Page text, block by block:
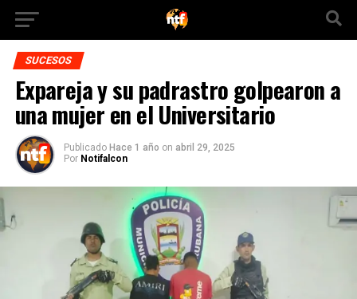
SUCESOS
Expareja y su padrastro golpearon a
una mujer en el Universitario
Publicado Hace 1 año on abril 29, 2025
Por Notifalcon